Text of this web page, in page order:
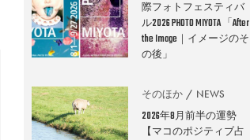
際フォトフェスティバ
ル2026 PHOTO MIYOTA 「After
the Image｜イメージのそ
の後」
そのほか NEWS
2026年8月前半の運勢
【マコのポジティブ占